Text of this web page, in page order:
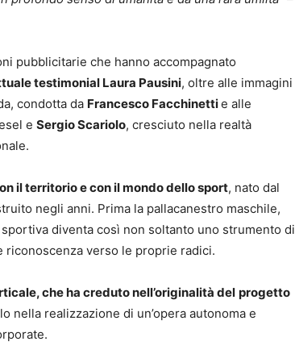
pubblicitarie che hanno accompagnato
testimonial Laura Pausini, oltre alle immagini
condotta da Francesco Facchinettie alle
e Sergio Scariolo, cresciuto nella realtà
il territorio e con il mondo dello sport, nato dal
negli anni. Prima la pallacanestro maschile,
diventa così non soltanto uno strumento di
riconoscenza verso le proprie radici.
che ha creduto nell’originalità del progetto
nella realizzazione di un’opera autonoma e